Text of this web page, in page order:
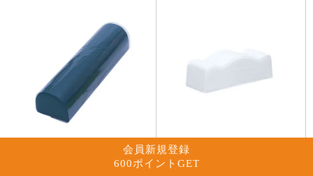
会員新規登録
600ポイントGET
c-75